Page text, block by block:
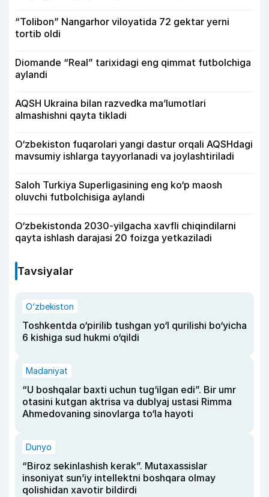
“Tolibon” Nangarhor viloyatida 72 gektar yerni
tortib oldi
Diomande “Real” tarixidagi eng qimmat futbolchiga
aylandi
AQSH Ukraina bilan razvedka ma’lumotlari
almashishni qayta tikladi
O‘zbekiston fuqarolari yangi dastur orqali AQSHdagi
mavsumiy ishlarga tayyorlanadi va joylashtiriladi
Saloh Turkiya Superligasining eng ko‘p maosh
oluvchi futbolchisiga aylandi
O‘zbekistonda 2030-yilgacha xavfli chiqindilarni
qayta ishlash darajasi 20 foizga yetkaziladi
Tavsiyalar
O‘zbekiston
Toshkentda o‘pirilib tushgan yo‘l qurilishi bo‘yicha
6 kishiga sud hukmi o‘qildi
Madaniyat
“U boshqalar baxti uchun tug‘ilgan edi”. Bir umr
otasini kutgan aktrisa va dublyaj ustasi Rimma
Ahmedovaning sinovlarga to‘la hayoti
Dunyo
“Biroz sekinlashish kerak”. Mutaxassislar
insoniyat sun’iy intellektni boshqara olmay
qolishidan xavotir bildirdi